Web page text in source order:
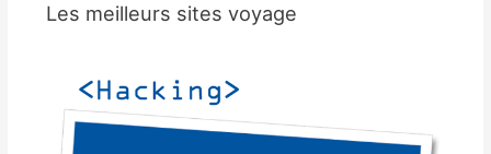
Les meilleurs sites voyage